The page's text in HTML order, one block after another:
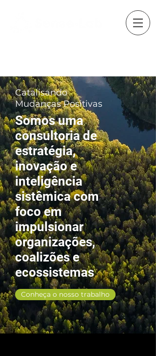
Catalisando
Mudanças Positivas
Somos uma
consultoria de
estratégia,
inovação e
inteligência
sistêmica com
foco em
impulsionar
organizações,
coalizões e
ecossistemas
Conheça o nosso trabalho